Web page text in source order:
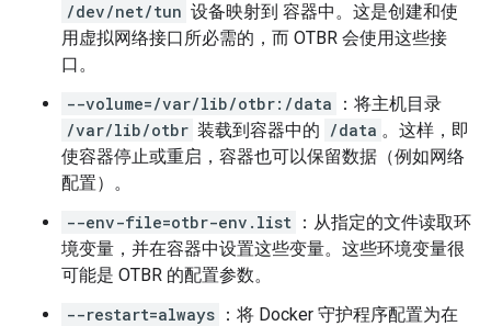
/dev/net/tun 设备映射到 容器中。这是创建和使
用虚拟网络接口所必需的，而 OTBR 会使用这些接
口。
--volume=/var/lib/otbr:/data
：将主机目录
/var/lib/otbr 装载到容器中的 /data 。这样，即
使容器停止或重启，容器也可以保留数据（例如网络
配置）。
--env-file=otbr-env.list ：从指定的文件读取环
境变量，并在容器中设置这些变量。这些环境变量很
可能是 OTBR 的配置参数。
--restart=always ：将 Docker 守护程序配置为在